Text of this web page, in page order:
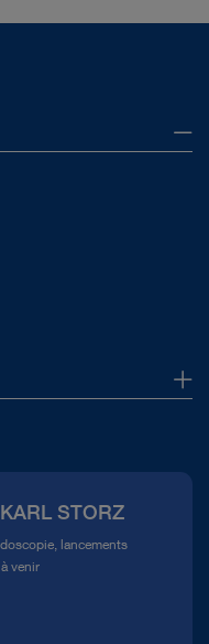
STORZ
lancements
venir